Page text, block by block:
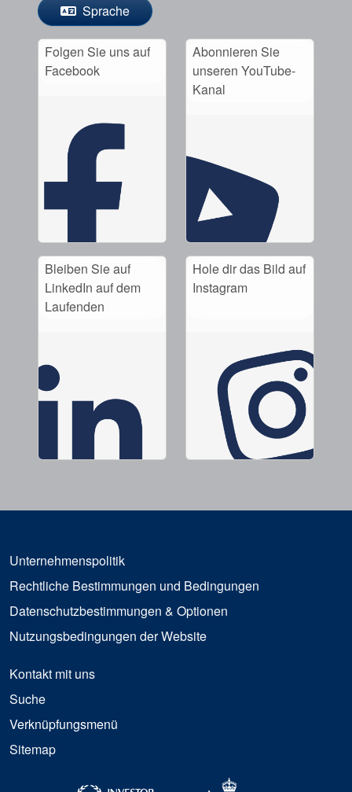
Sprache
Folgen Sie uns auf
Facebook
Abonnieren Sie
unseren YouTube-
Kanal
Bleiben Sie auf
LinkedIn auf dem
Laufenden
Hole dir das Bild auf
Instagram
Unternehmenspolitik
Rechtliche Bestimmungen und Bedingungen
Datenschutzbestimmungen & Optionen
Nutzungsbedingungen der Website
Kontakt mit uns
Suche
Verknüpfungsmenü
Sitemap